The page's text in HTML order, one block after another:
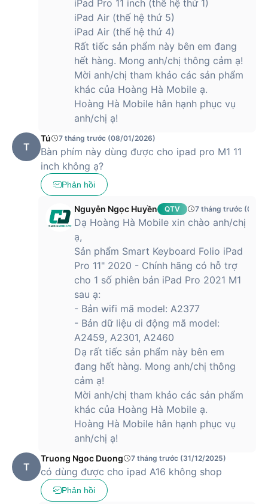
iPad Pro 11 inch (thế hệ thứ 1)
iPad Air (thế hệ thứ 5)
iPad Air (thế hệ thứ 4)
Rất tiếc sản phẩm này bên em đang
hết hàng. Mong anh/chị thông cảm ạ!
Mời anh/chị tham khảo các sản phẩm
khác của Hoàng Hà Mobile ạ.
Hoàng Hà Mobile hân hạnh phục vụ
anh/chị ạ!
T
Tú 7 tháng trước (08/01/2026)
Bàn phím này dùng được cho ipad pro M1 11
inch không ạ?
Phản hồi
Nguyễn Ngọc Huyền QTV 7 tháng trước (09/
Dạ Hoàng Hà Mobile xin chào anh/chị
ạ,
Sản phẩm Smart Keyboard Folio iPad
Pro 11" 2020 - Chính hãng có hỗ trợ
cho 1 số phiên bản iPad Pro 2021 M1
sau ạ:
- Bản wifi mã model: A2377
- Bản dữ liệu di động mã model:
A2459, A2301, A2460
Dạ rất tiếc sản phẩm này bên em
đang hết hàng. Mong anh/chị thông
cảm ạ!
Mời anh/chị tham khảo các sản phẩm
khác của Hoàng Hà Mobile ạ.
Hoàng Hà Mobile hân hạnh phục vụ
anh/chị ạ!
T
Truong Ngoc Duong 7 tháng trước (31/12/2025)
có dùng được cho ipad A16 không shop
Phản hồi